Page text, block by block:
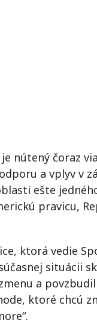
nútený čoraz
a vplyv v
ešte
pravicu,
ktorá vedie
situácii
a
ktoré chcú